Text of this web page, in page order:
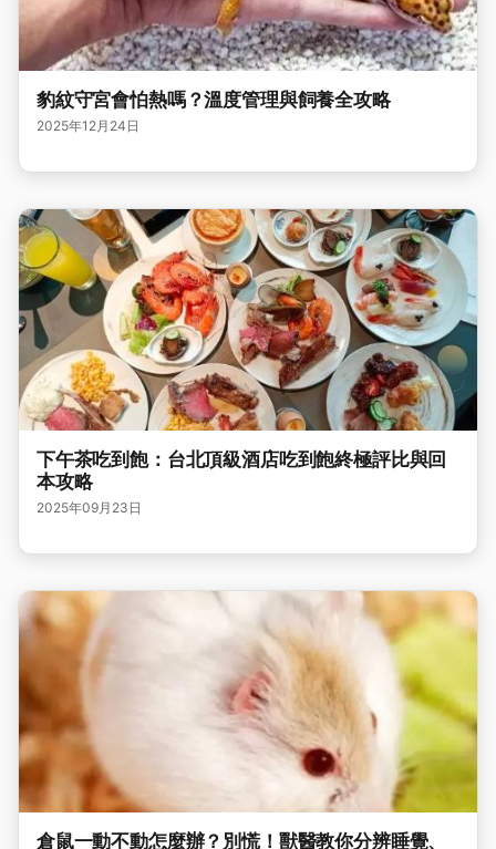
豹紋守宮會怕熱嗎？溫度管理與飼養全攻略
2025年12月24日
下午茶吃到飽：台北頂級酒店吃到飽終極評比與回
本攻略
2025年09月23日
倉鼠一動不動怎麼辦？別慌！獸醫教你分辨睡覺、